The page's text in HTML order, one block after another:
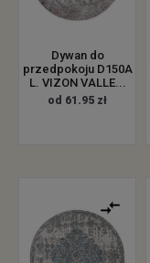
Dywan do
przedpokoju D150A
L. VIZON VALLE...
od 61.95 zł